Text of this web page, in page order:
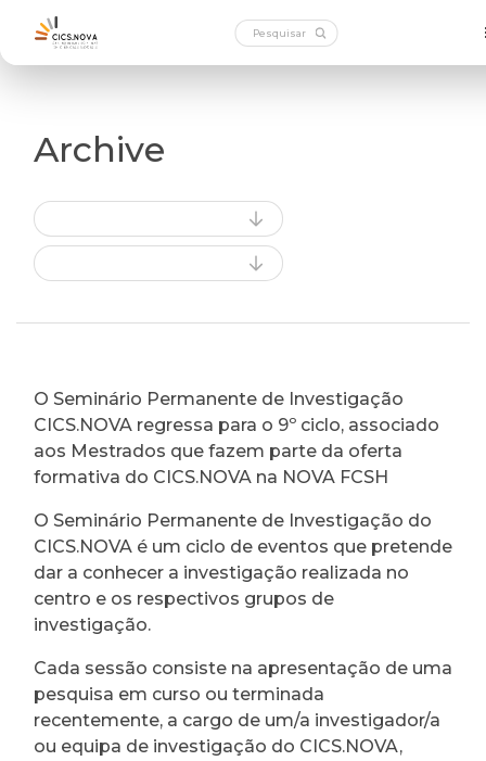
Archive
O Seminário Permanente de Investigação
CICS.NOVA regressa para o 9º ciclo, associado
aos Mestrados que fazem parte da oferta
formativa do CICS.NOVA na NOVA FCSH
O Seminário Permanente de Investigação do
CICS.NOVA é um ciclo de eventos que pretende
dar a conhecer a investigação realizada no
centro e os respectivos grupos de
investigação.
Cada sessão consiste na apresentação de uma
pesquisa em curso ou terminada
recentemente, a cargo de um/a investigador/a
ou equipa de investigação do CICS.NOVA,